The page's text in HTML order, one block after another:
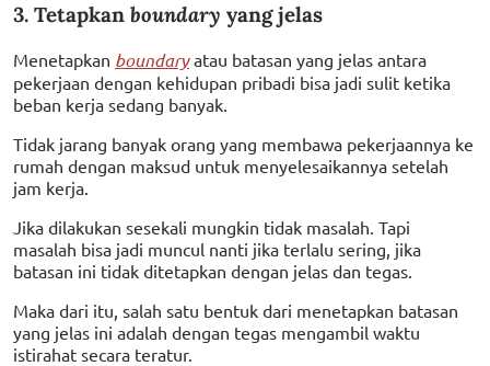
3. Tetapkan boundary yang jelas
Menetapkan boundary atau batasan yang jelas antara
pekerjaan dengan kehidupan pribadi bisa jadi sulit ketika
beban kerja sedang banyak.
Tidak jarang banyak orang yang membawa pekerjaannya ke
rumah dengan maksud untuk menyelesaikannya setelah
jam kerja.
Jika dilakukan sesekali mungkin tidak masalah. Tapi
masalah bisa jadi muncul nanti jika terlalu sering, jika
batasan ini tidak ditetapkan dengan jelas dan tegas.
Maka dari itu, salah satu bentuk dari menetapkan batasan
yang jelas ini adalah dengan tegas mengambil waktu
istirahat secara teratur.